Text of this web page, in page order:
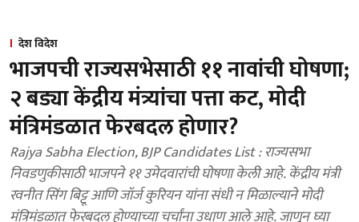
देश विदेश
भाजपची राज्यसभेसाठी ११ नावांची घोषणा;
२ बड्या केंद्रीय मंत्र्यांचा पत्ता कट, मोदी
मंत्रिमंडळात फेरबदल होणार?
Rajya Sabha Election, BJP Candidates List : राज्यसभा
निवडणुकीसाठी भाजपने ११ उमेदवारांची घोषणा केली आहे. केंद्रीय मंत्री
रवनीत सिंग बिट्टू आणि जॉर्ज कुरियन यांना संधी न मिळाल्याने मोदी
मंत्रिमंडळात फेरबदल होण्याच्या चर्चांना उधाण आले आहे. जाणून घ्या